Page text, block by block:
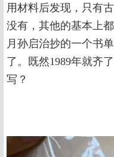
用材料后发现，只有
没有，其他的基本上
月孙启治抄的一个书
了。既然1989年就齐
写？